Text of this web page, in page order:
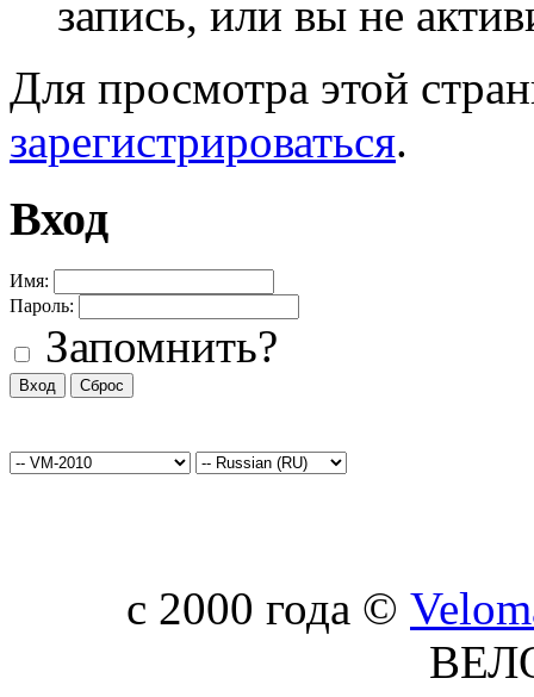
запись, или вы не
Для просмотра этой
зарегистрироваться.
Вход
Имя:
Пароль:
Запомнить?
c 2000 года ©